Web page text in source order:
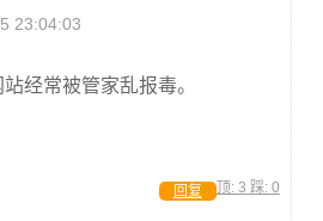
23:04:03
经常被管家乱报毒。
顶: 3 踩: 0
回复